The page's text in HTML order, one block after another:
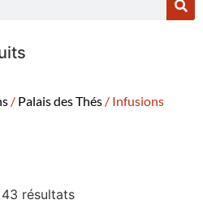
/ Palais des Thés / Infusions
résultats